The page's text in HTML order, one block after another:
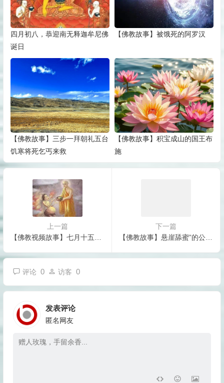
四月初八，恭迎南无释迦牟尼佛
诞日
【佛教故事】被饿死的阿罗汉
【佛教故事】三步一拜朝礼五台
饥寒将死乞丐来救
【佛教故事】积宝成山的国王布
施
上一篇
下一篇
【佛教故事】悬崖舔蜜”的公案故事说明了什么？
评论 0 访客 0
发表评论
匿名网友